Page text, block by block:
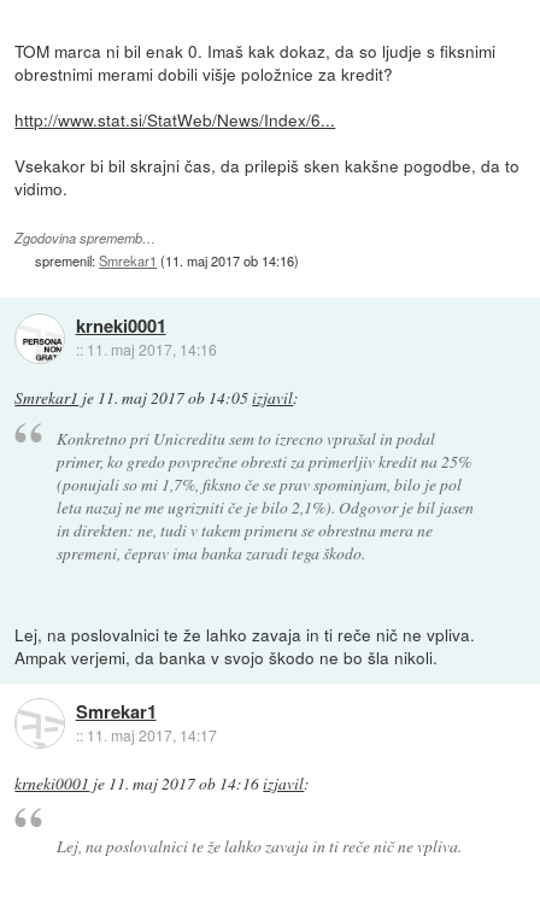
TOM marca ni bil enak 0. Imaš kak dokaz, da so ljudje s fiksnimi
obrestnimi merami dobili višje položnice za kredit?
http://www.stat.si/StatWeb/News/Index/6...
Vsekakor bi bil skrajni čas, da prilepiš sken kakšne pogodbe, da to
vidimo.
Zgodovina sprememb…
spremenil:Smrekar1 (11. maj 2017 ob 14:16)
krneki0001
:: 11. maj 2017, 14:16
Smrekar1 je 11. maj 2017 ob 14:05izjavil:
Konkretno pri Unicreditu sem to izrecno vprašal in podal
primer, ko gredo povprečne obresti za primerljiv kredit na 25%
(ponujali so mi 1,7%, fiksno če se prav spominjam, bilo je pol
leta nazaj ne me ugrizniti če je bilo 2,1%). Odgovor je bil jasen
in direkten: ne, tudi v takem primeru se obrestna mera ne
spremeni, čeprav ima banka zaradi tega škodo.
Lej, na poslovalnici te že lahko zavaja in ti reče nič ne vpliva.
Ampak verjemi, da banka v svojo škodo ne bo šla nikoli.
Smrekar1
:: 11. maj 2017, 14:17
krneki0001 je 11. maj 2017 ob 14:16izjavil:
Lej, na poslovalnici te že lahko zavaja in ti reče nič ne vpliva.